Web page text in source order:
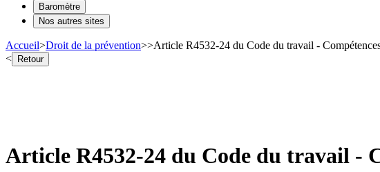
Baromètre
Nos autres sites
Accueil>Droit de la prévention>>Article R4532-24 du Code du travail -
< Retour
Article R4532-24 du Code du travail -